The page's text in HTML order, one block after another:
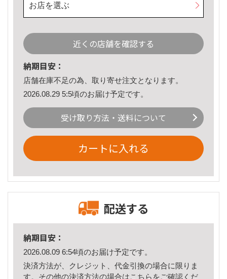
お店を選ぶ
近くの店舗を確認する
納期目安：
店舗在庫不足の為、取り寄せ注文となります。
2026.08.29 5:5頃のお届け予定です。
受け取り方法・送料について
カートに入れる
配送する
納期目安：
2026.08.09 6:54頃のお届け予定です。
決済方法が、クレジット、代金引換の場合に限りま
す。その他の決済方法の場合はこちら をご確認くだ